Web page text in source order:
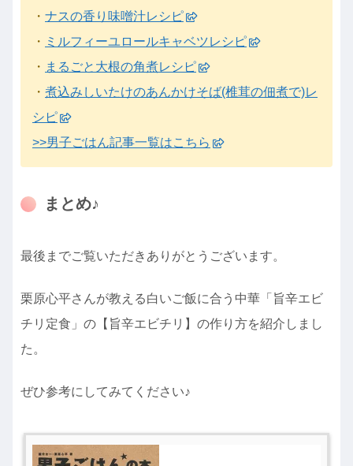
・ ナスの香り味噌汁レシピ
・ ミルフィーユロールキャベツレシピ
・ まるごと大根の角煮レシピ
・ 煮込みしいたけのあんかけそば(椎茸の佃煮で)レ
シピ
>>男子ごはん記事一覧はこちら
まとめ♪
最後までご覧いただきありがとうございます。
栗原心平さんが教える白いご飯に合う中華「旨辛エビ
チリ定食」の【旨辛エビチリ】の作り方を紹介しまし
た。
ぜひ参考にしてみてください♪